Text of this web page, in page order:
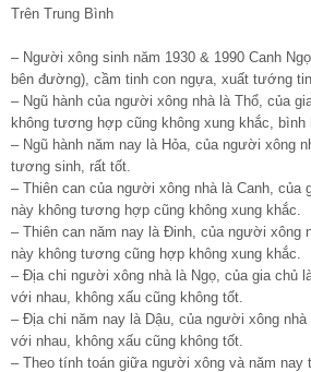
Trên Trung Bình
– Người xông sinh năm 1930 & 1990 Canh
bên đường), cầm tinh con ngựa, xuất tướng
– Ngũ hành của người xông nhà là Thổ, của
không tương hợp cũng không xung khắc, bình
– Ngũ hành năm nay là Hỏa, của người xông
tương sinh, rất tốt.
– Thiên can của người xông nhà là Canh, của
này không tương hợp cũng không xung khắc.
– Thiên can năm nay là Đinh, của người xông
này không tương cũng hợp không xung khắc.
– Địa chi người xông nhà là Ngọ, của gia chủ
với nhau, không xấu cũng không tốt.
– Địa chi năm nay là Dậu, của người xông
với nhau, không xấu cũng không tốt.
– Theo tính toán giữa người xông và năm nay